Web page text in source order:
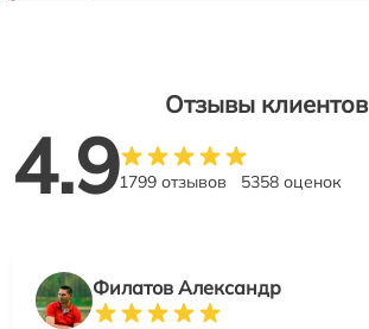
Отзывы клиентов
4.91799 отзывов 5358 оценок
Филатов Александр